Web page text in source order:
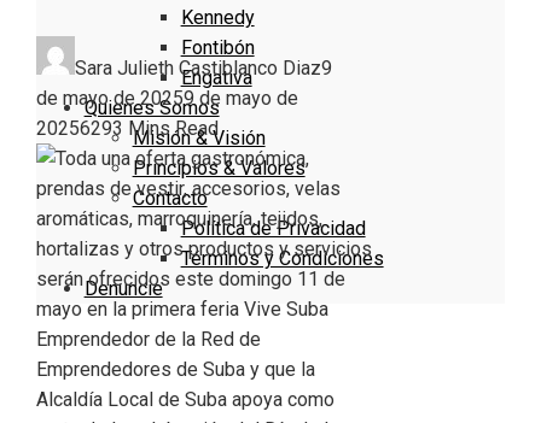
Kennedy
Fontibón
Engativa
Quienes Somos
Misión & Visión
Principios & Valores
Contacto
Política de Privacidad
Términos y Condiciones
Denuncie
Sara Julieth Castiblanco Diaz9
de mayo de 20259 de mayo de
20256293 Mins Read